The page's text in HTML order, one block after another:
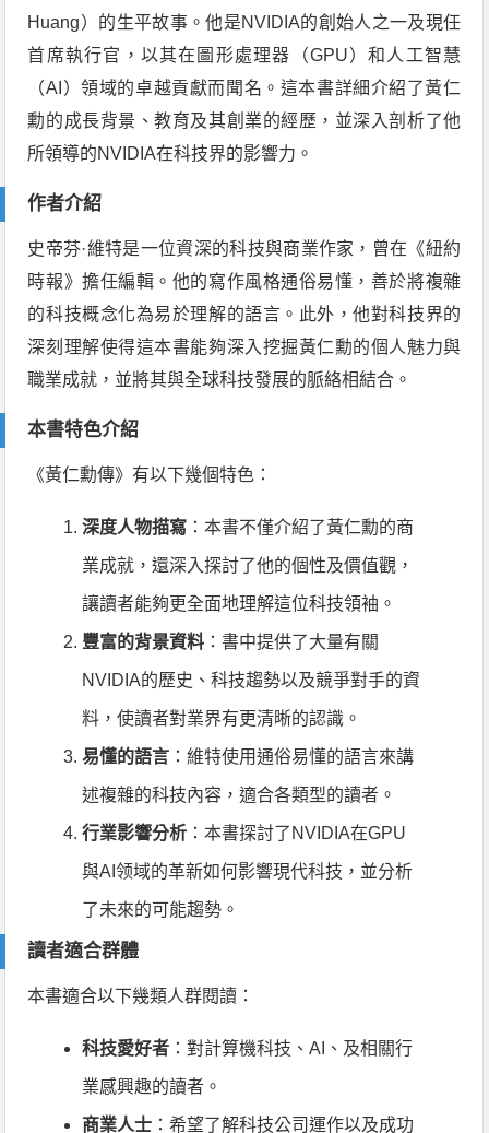
Huang）的生平故事。他是NVIDIA的創始人之一及現任
首席執行官，以其在圖形處理器（GPU）和人工智慧
（AI）領域的卓越貢獻而聞名。這本書詳細介紹了黃仁
勳的成長背景、教育及其創業的經歷，並深入剖析了他
所領導的NVIDIA在科技界的影響力。
作者介紹
史帝芬·維特是一位資深的科技與商業作家，曾在《紐約
時報》擔任編輯。他的寫作風格通俗易懂，善於將複雜
的科技概念化為易於理解的語言。此外，他對科技界的
深刻理解使得這本書能夠深入挖掘黃仁勳的個人魅力與
職業成就，並將其與全球科技發展的脈絡相結合。
本書特色介紹
《黃仁勳傳》有以下幾個特色：
深度人物描寫 ：本書不僅介紹了黃仁勳的商
業成就，還深入探討了他的個性及價值觀，
讓讀者能夠更全面地理解這位科技領袖。
豐富的背景資料 ：書中提供了大量有關
NVIDIA的歷史、科技趨勢以及競爭對手的資
料，使讀者對業界有更清晰的認識。
易懂的語言 ：維特使用通俗易懂的語言來講
述複雜的科技內容，適合各類型的讀者。
行業影響分析 ：本書探討了NVIDIA在GPU
與AI领域的革新如何影響現代科技，並分析
了未來的可能趨勢。
讀者適合群體
本書適合以下幾類人群閱讀：
科技愛好者 ：對計算機科技、AI、及相關行
業感興趣的讀者。
商業人士 ：希望了解科技公司運作以及成功